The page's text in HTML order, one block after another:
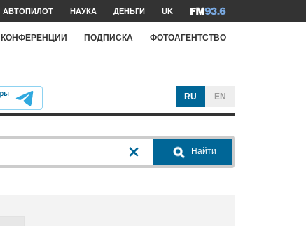
АВТОПИЛОТ НАУКА ДЕНЬГИ UK
КОНФЕРЕНЦИИ ПОДПИСКА ФОТОАГЕНТСТВО
RU EN
Найти